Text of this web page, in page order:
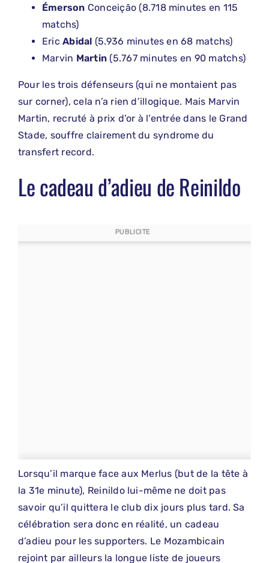
Émerson Conceição (8.718 minutes en 115
matchs)
EricAbidal (5.936 minutes en 68 matchs)
Marvin Martin (5.767 minutes en 90 matchs)
Pour les trois défenseurs (qui ne montaient pas
sur corner), cela n’a rien d’illogique. Mais Marvin
Martin, recruté à prix d’or à l’entrée dans le Grand
Stade, souffre clairement du syndrome du
transfert record.
Le cadeau d’adieu de Reinildo
PUBLICITE
Lorsqu’il marque face aux Merlus (but de la tête à
la 31e minute), Reinildo lui-même ne doit pas
savoir qu’il quittera le club dix jours plus tard. Sa
célébration sera donc en réalité, un cadeau
d’adieu pour les supporters. Le Mozambicain
rejoint par ailleurs la longue liste de joueurs